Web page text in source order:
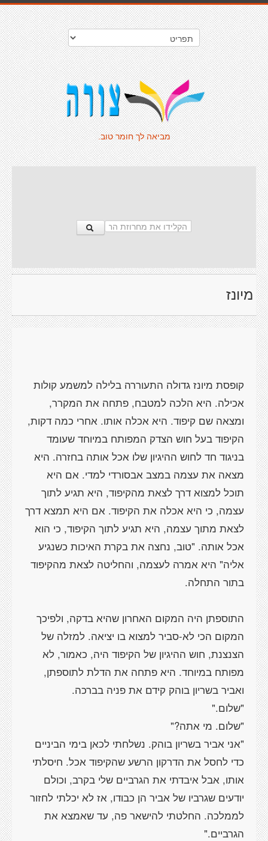
מביאה לך חומר טוב.
מיונז
קופסת מיונז גדולה התעוררה בלילה למשמע קולות
אכילה. היא הלכה למטבח, פתחה את המקרר,
ומצאה שם קיפוד. היא אכלה אותו. אחרי כמה דקות,
הקיפוד בעל חוש הצדק המפותח במיוחד שעומד
בניגוד חד לחוש ההיגיון שלו אכל אותה בחזרה. היא
מצאה את עצמה במצב אבסורדי למדי. אם היא
תוכל למצוא דרך לצאת מהקיפוד, היא תגיע לתוך
עצמה, כי היא אכלה את הקיפוד. אם היא תמצא דרך
לצאת מתוך עצמה, היא תגיע לתוך הקיפוד, כי הוא
אכל אותה. "טוב, נחצה את בקרת האיכות כשנגיע
אליה" היא אמרה לעצמה, והחליטה לצאת מהקיפוד
בתור התחלה.
התוספתן היה המקום האחרון שהיא בדקה, ולפיכך
המקום הכי לא-סביר למצוא בו יציאה. למזלה של
הצנצנת, חוש ההיגיון של הקיפוד היה, כאמור, לא
מפותח במיוחד. היא פתחה את הדלת לתוספתן,
ואביר בשריון בוהק קידם את פניה בברכה.
"שלום."
"שלום. מי אתה?"
"אני אביר בשריון בוהק. נשלחתי לכאן בימי הביניים
כדי לחסל את הדרקון הרשע שהקיפוד אכל. חיסלתי
אותו, אבל איבדתי את הגרביים שלי בקרב, וכולם
יודעים שגרביו של אביר הן כבודו, אז לא יכלתי לחזור
לממלכה. החלטתי להישאר פה, עד שאמצא את
הגרביים."